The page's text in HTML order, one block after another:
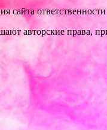
ответственности
авторские права,